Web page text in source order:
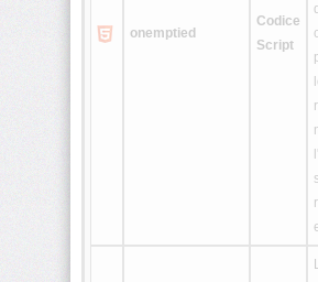
onemptied
Codice
Script